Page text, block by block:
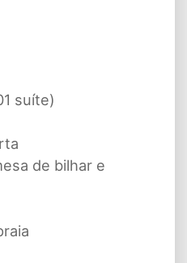
suíte)
de bilhar e